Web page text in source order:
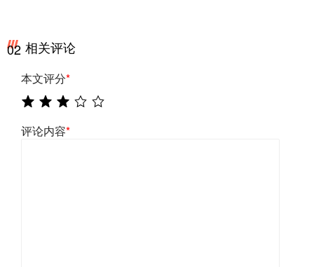
02 相关评论
本文评分*
评论内容*